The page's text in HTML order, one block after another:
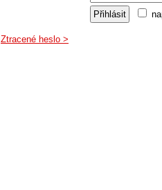
Ztracené heslo >